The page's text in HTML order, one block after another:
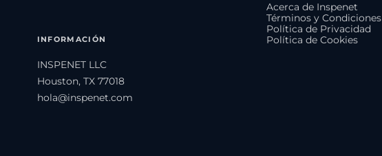
INFORMACIÓN
INSPENET LLC
Houston, TX 77018
hola@inspenet.com
Acerca de Inspenet
Términos y Condiciones
Política de Privacidad
Política de Cookies